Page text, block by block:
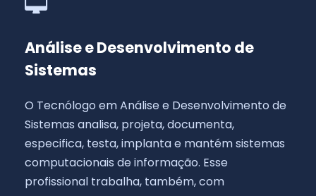
Análise e Desenvolvimento de
Sistemas
O Tecnólogo em Análise e Desenvolvimento de
Sistemas analisa, projeta, documenta,
especifica, testa, implanta e mantém sistemas
computacionais de informação. Esse
profissional trabalha, também, com